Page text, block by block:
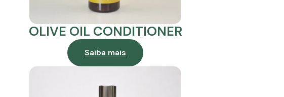
OLIVE OIL CONDITIONER
Saiba mais